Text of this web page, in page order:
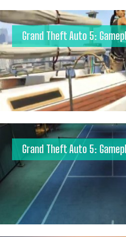
Grand Theft Auto 5:
Grand Theft Auto 5: